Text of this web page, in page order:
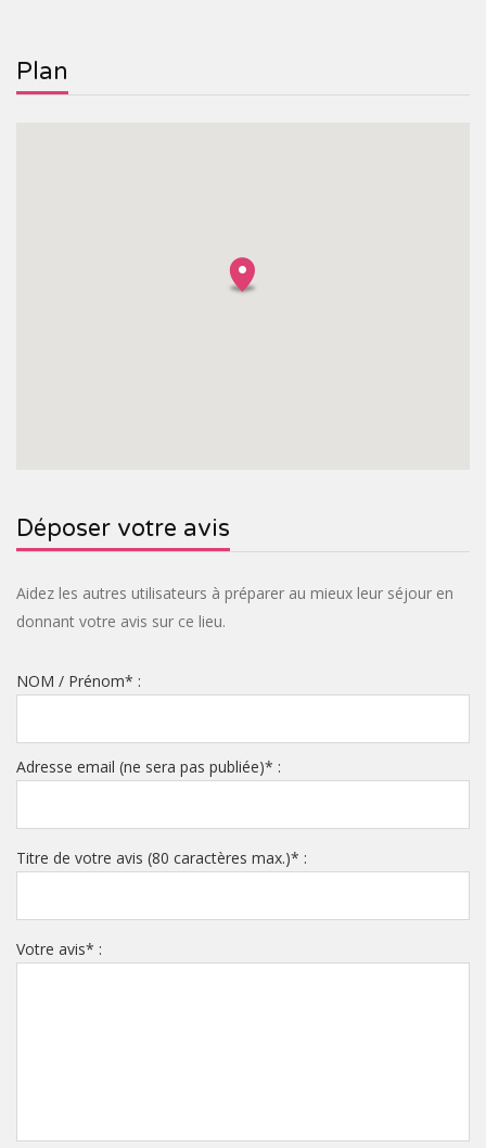
Plan
Déposer votre avis
Aidez les autres utilisateurs à préparer au mieux leur séjour en
donnant votre avis sur ce lieu.
NOM / Prénom* :
Adresse email (ne sera pas publiée)* :
Titre de votre avis (80 caractères max.)* :
Votre avis* :